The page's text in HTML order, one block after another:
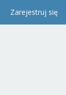
Zarejestruj się